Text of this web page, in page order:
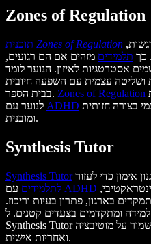
Zones of Regulation
Zones of Regulation
כך תלמידים מזהים אם הם רגועים,
אסטרטגיות לאיזון. הנוער לומד
ושליטה עצמית עם השפעה חיובית
בבית הספר. Zones of Regulation
ADHD
ומובנית.
Synthesis Tutor
Synthesis Tutor אימון כדי לעזור
לתלמידים ADHD
בארגון, פתרון בעיות וריכוז.
ומתקדמים בצעדים קטנים. ל
Synthesis Tutor מעניק תמיכה במטה-קוגניציה ועוזר לשמור על מוטיבציה
ואחריות אישית.